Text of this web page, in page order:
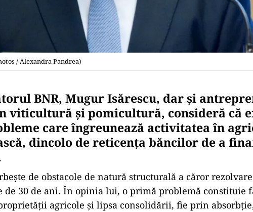
/ Alexandra Pandrea)
BNR, Mugur Isărescu, dar și
viticultură și pomicultură, consideră că
care îngreunează activitatea în
dincolo de reticența băncilor de a
de obstacole de natură structurală a căror
de 30 de ani. În opinia lui, o primă problemă constituie
agricole şi lipsa consolidării, fie prin